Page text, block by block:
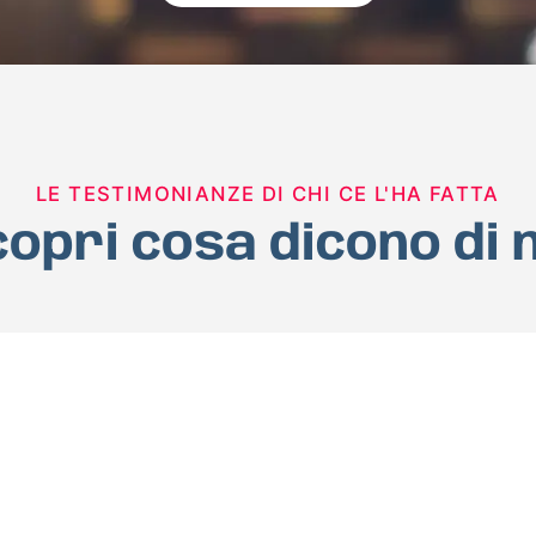
LE TESTIMONIANZE DI CHI CE L'HA FATTA
cosa dicono di